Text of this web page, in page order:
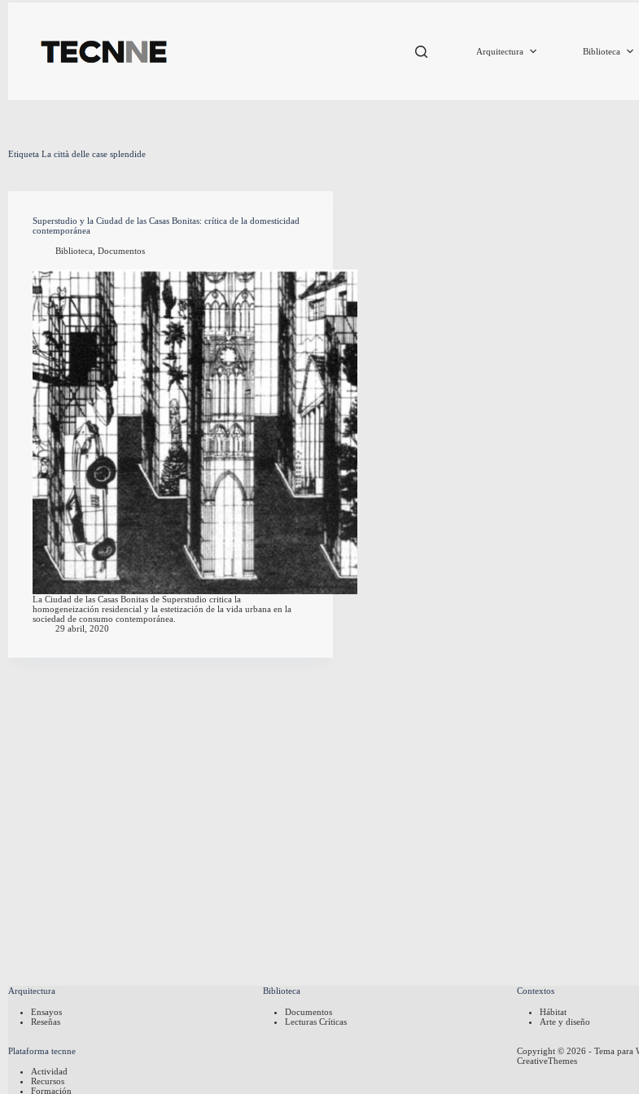
Arquitectura Biblioteca
Etiqueta La città delle case splendide
Superstudio y la Ciudad de las Casas Bonitas: crítica de la domesticidad
contemporánea
Biblioteca, Documentos
La Ciudad de las Casas Bonitas de Superstudio critica la
homogeneización residencial y la estetización de la vida urbana en la
sociedad de consumo contemporánea.
29 abril, 2020
Arquitectura
Ensayos
Reseñas
Biblioteca
Documentos
Lecturas Críticas
Contextos
Hábitat
Arte y diseño
Plataforma tecnne
Actividad
Recursos
Formación
Copyright © 2026 - Tema para
CreativeThemes